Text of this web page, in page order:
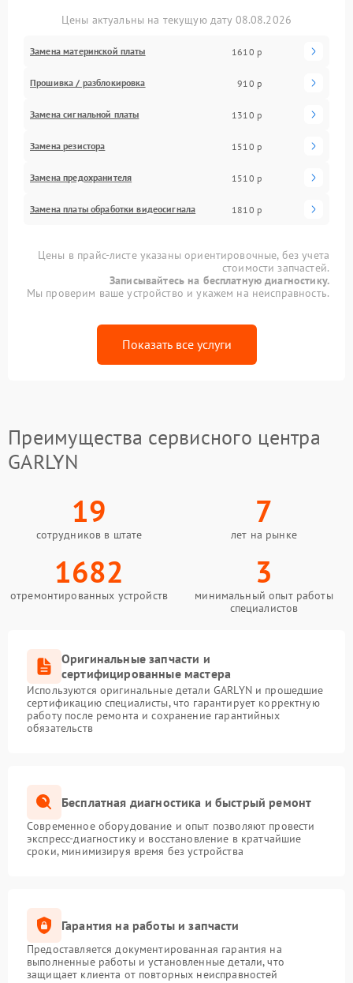
Цены актуальны на текущую дату 08.08.2026
Замена материнской платы 1610 р
Прошивка / разблокировка 910 р
Замена сигнальной платы 1310 р
Замена резистора 1510 р
Замена предохранителя 1510 р
Замена платы обработки видеосигнала 1810 р
Цены в прайс-листе указаны ориентировочные, без учета
стоимости запчастей.
Записывайтесь на бесплатную диагностику.
Мы проверим ваше устройство и укажем на неисправность.
Показать все услуги
Преимущества сервисного центра
GARLYN
19
сотрудников в штате
7
лет на рынке
1682
отремонтированных устройств
3
минимальный опыт работы
специалистов
Оригинальные запчасти и
сертифицированные мастера
Используются оригинальные детали GARLYN и прошедшие
сертификацию специалисты, что гарантирует корректную
работу после ремонта и сохранение гарантийных
обязательств
Бесплатная диагностика и быстрый ремонт
Современное оборудование и опыт позволяют провести
экспресс-диагностику и восстановление в кратчайшие
сроки, минимизируя время без устройства
Гарантия на работы и запчасти
Предоставляется документированная гарантия на
выполненные работы и установленные детали, что
защищает клиента от повторных неисправностей